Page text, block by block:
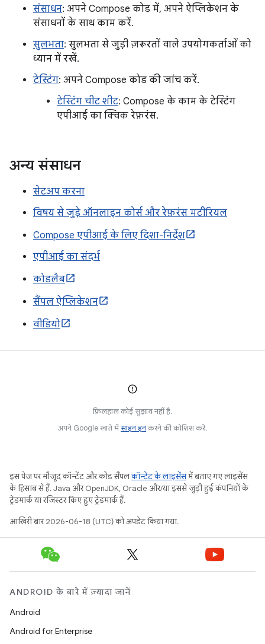
संसाधन: अपने Compose कोड में, अपने ऐप्लिकेशन के
संसाधनों के साथ काम करें.
सुलभता: सुलभता से जुड़ी ज़रूरतों वाले उपयोगकर्ताओं को
ध्यान में रखें.
टेस्टिंग: अपने Compose कोड की जांच करें.
टेस्टिंग चीट शीट: Compose के काम के टेस्टिंग
एपीआई का क्विक रेफ़रंस.
अन्य संसाधन
सेटअप करना
विषय से जुड़े ऑनलाइन कोर्स और रेफ़रंस मटीरियल
Compose एपीआई के लिए दिशा-निर्देश
एपीआई का संदर्भ
कोडलैब
सैंपल ऐप्लिकेशन
वीडियो
फ़िलहाल कोई सुझाव नहीं है.
अपने Google खाते मेंसाइन इनकरने की कोशिश करें.
इस पेज पर मौजूद कॉन्टेंट और कोड सैंपलकॉन्टेंट के लाइसेंसमें बताए गए लाइसेंस
के हिसाब से हैं. Java और OpenJDK, Oracle और/या इससे जुड़ी हुई कंपनियों के
ट्रेडमार्क या रजिस्टर किए हुए ट्रेडमार्क हैं.
आखिरी बार 2026-06-18 (UTC) को अपडेट किया गया.
ANDROID के बारे में ज़्यादा जानें
Android
Android for Enterprise